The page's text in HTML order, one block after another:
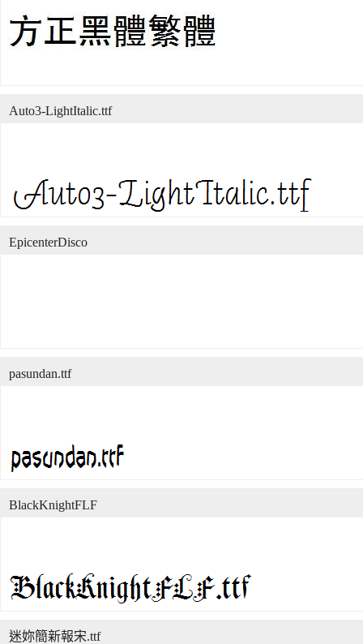
Auto3-LightItalic.ttf
EpicenterDisco
pasundan.ttf
BlackKnightFLF
迷妳簡新報宋.ttf